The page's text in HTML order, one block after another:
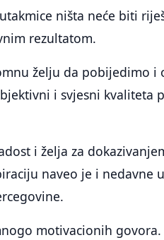
ništa neće biti
rezultatom.
želju da pobijedimo i
i svjesni kvaliteta
i želja za
naveo je i nedavne
motivacionih